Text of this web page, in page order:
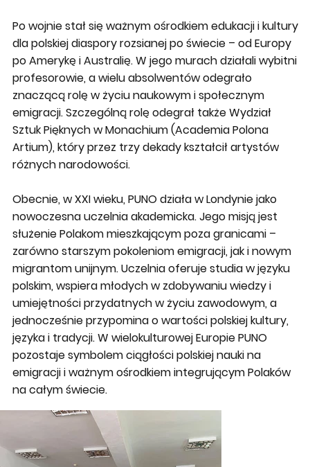
Po wojnie stał się ważnym ośrodkiem edukacji i kultury
dla polskiej diaspory rozsianej po świecie – od Europy
po Amerykę i Australię. W jego murach działali wybitni
profesorowie, a wielu absolwentów odegrało
znaczącą rolę w życiu naukowym i społecznym
emigracji. Szczególną rolę odegrał także Wydział
Sztuk Pięknych w Monachium (Academia Polona
Artium), który przez trzy dekady kształcił artystów
różnych narodowości.
Obecnie, w XXI wieku, PUNO działa w Londynie jako
nowoczesna uczelnia akademicka. Jego misją jest
służenie Polakom mieszkającym poza granicami –
zarówno starszym pokoleniom emigracji, jak i nowym
migrantom unijnym. Uczelnia oferuje studia w języku
polskim, wspiera młodych w zdobywaniu wiedzy i
umiejętności przydatnych w życiu zawodowym, a
jednocześnie przypomina o wartości polskiej kultury,
języka i tradycji. W wielokulturowej Europie PUNO
pozostaje symbolem ciągłości polskiej nauki na
emigracji i ważnym ośrodkiem integrującym Polaków
na całym świecie.